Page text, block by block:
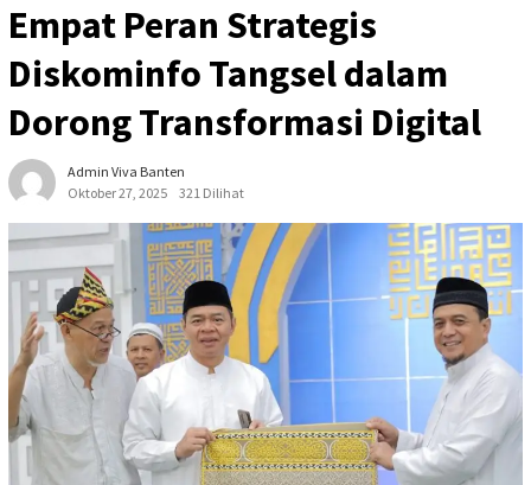
Empat Peran Strategis
Diskominfo Tangsel dalam
Dorong Transformasi Digital
Admin Viva Banten
Oktober 27, 2025
321 Dilihat